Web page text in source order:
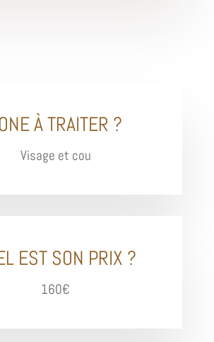
À TRAITER ?
Visage et cou
EST SON PRIX ?
160€